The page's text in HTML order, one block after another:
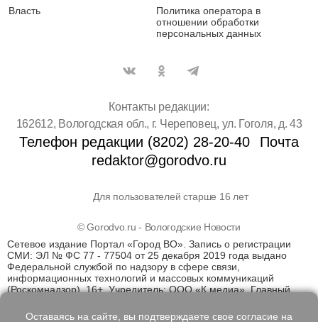
Власть
Политика оператора в
отношении обработки
персональных данных
Контакты редакции:
162612, Вологодская обл., г. Череповец, ул. Гоголя, д. 43
Телефон редакции (8202) 28-20-40
Почта
redaktor@gorodvo.ru
Для пользователей старше 16 лет
© Gorodvo.ru - Вологодские Новости
Сетевое издание Портал «Город ВО». Запись о регистрации
СМИ: ЭЛ № ФС 77 - 77504 от 25 декабря 2019 года выдано
Федеральной службой по надзору в сфере связи,
информационных технологий и массовых коммуникаций
(Роскомнадзор). 16+. Учредитель: ООО «К медиа». Главный
применяются рекомендательные технологии (информационные
Оставаясь на сайте, вы подтверждаете свое согласие на